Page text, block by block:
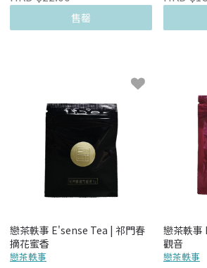
售罄
戀茶軼事 E'sense Tea | 祁門春
摘花蜜香
戀茶軼事
戀茶軼事
觀音
戀茶軼事